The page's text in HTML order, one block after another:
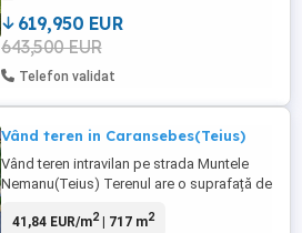
din :2 camere, living generos, Bucătărie, ...
619,950 EUR
643,500 EUR
Telefon validat
Vând teren in Caransebes(Teius)
Vând teren intravilan pe strada Muntele
Nemanu(Teius) Terenul are o suprafață de
Prețul este de 30000 euro Pentru mai multe
41,84 EUR/m2| 717 m2